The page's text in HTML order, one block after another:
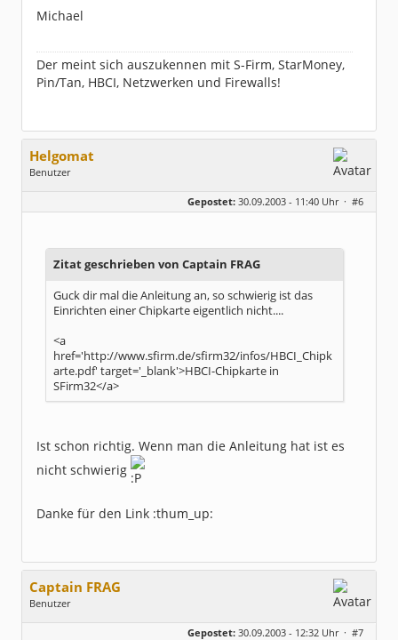
Michael
Der meint sich auszukennen mit S-Firm, StarMoney,
Pin/Tan, HBCI, Netzwerken und Firewalls!
Helgomat
Benutzer
Dabei seit:
06 / 2003
Gepostet: 30.09.2003 - 11:40 Uhr · #6
Zitat geschrieben von Captain FRAG
Guck dir mal die Anleitung an, so schwierig ist das
Einrichten einer Chipkarte eigentlich nicht....
<a
href='http://www.sfirm.de/sfirm32/infos/HBCI_Chipk
arte.pdf' target='_blank'>HBCI-Chipkarte in
SFirm32</a>
Ist schon richtig. Wenn man die Anleitung hat ist es
nicht schwierig
Danke für den Link :thum_up:
Captain FRAG
Benutzer
Geschlecht:
keine Angabe
Gepostet: 30.09.2003 - 12:32 Uhr · #7